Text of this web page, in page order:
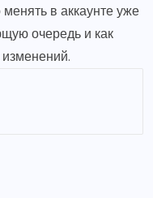
в аккаунте уже
очередь и как